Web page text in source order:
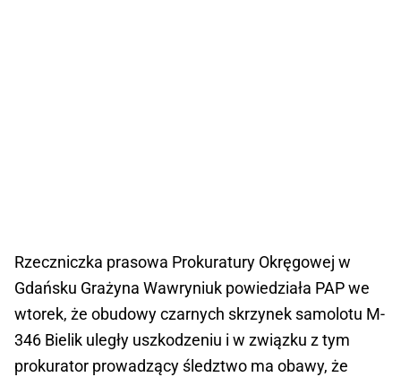
Rzeczniczka prasowa Prokuratury Okręgowej w
Gdańsku Grażyna Wawryniuk powiedziała PAP we
wtorek, że obudowy czarnych skrzynek samolotu M-
346 Bielik uległy uszkodzeniu i w związku z tym
prokurator prowadzący śledztwo ma obawy, że